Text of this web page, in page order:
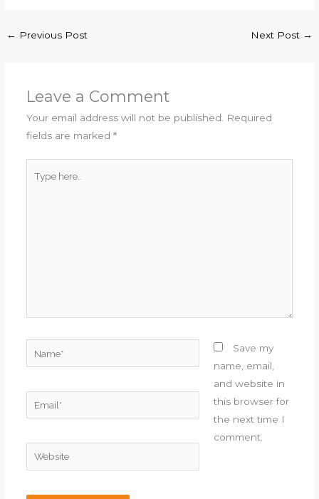
← Previous Post Next Post →
Leave a Comment
Your email address will not be published.
Required
fields are marked *
here..
Email*
Website
Save my
name, email,
and website in
this browser for
the next time I
comment.